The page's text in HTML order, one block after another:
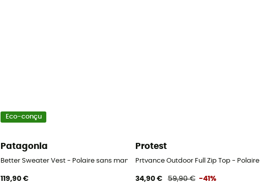
Eco-conçu
Patagonia
Better Sweater Vest - Polaire sans manches femme
119,90 €
Protest
Prtvance Outdoor Full Zip Top -
34,90 € 59,90 € -41%